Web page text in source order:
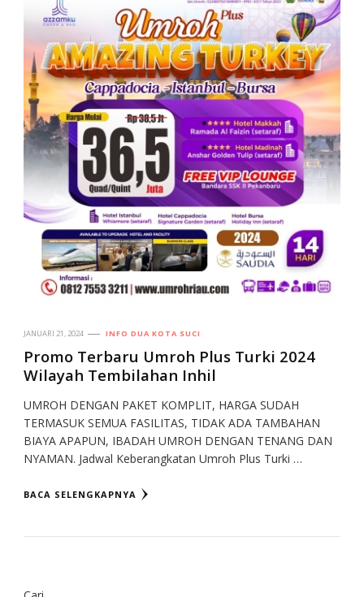
JANUARI 21, 2024 INFO DUA KOTA SUCI
Promo Terbaru Umroh Plus Turki 2024
Wilayah Tembilahan Inhil
UMROH DENGAN PAKET KOMPLIT, HARGA SUDAH
TERMASUK SEMUA FASILITAS, TIDAK ADA TAMBAHAN
BIAYA APAPUN, IBADAH UMROH DENGAN TENANG DAN
NYAMAN. Jadwal Keberangkatan Umroh Plus Turki …
BACA SELENGKAPNYA